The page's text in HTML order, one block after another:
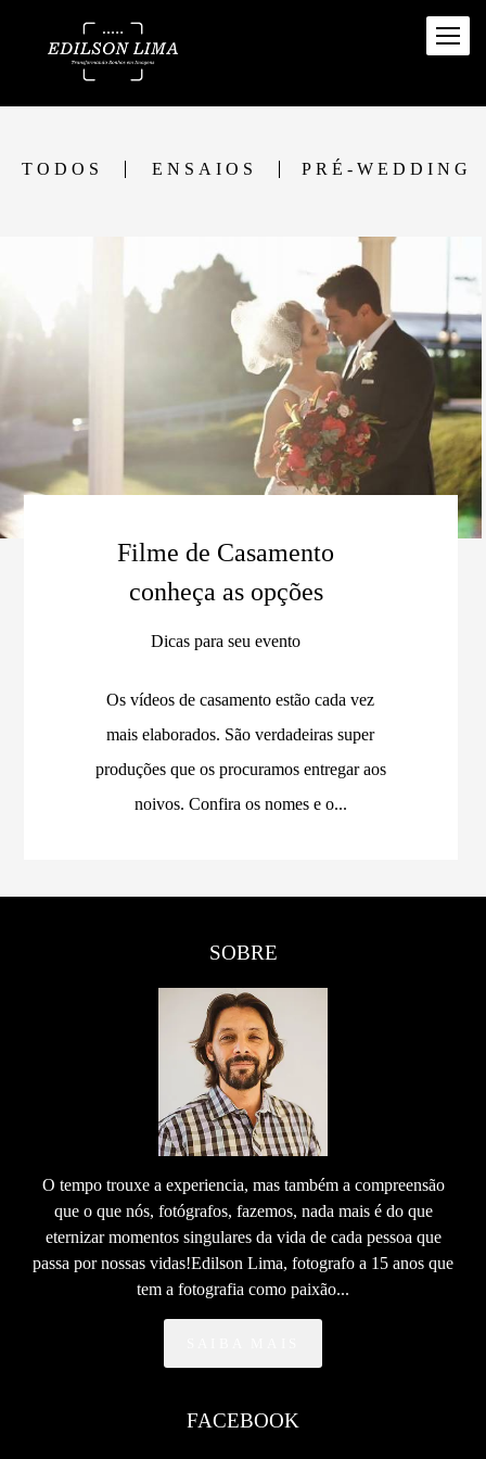
TODOS ENSAIOS PRÉ-WEDDING
Filme de Casamento
conheça as opções
Dicas para seu evento
Os vídeos de casamento estão cada vez
mais elaborados. São verdadeiras super
produções que os procuramos entregar aos
noivos. Confira os nomes e o...
SOBRE
O tempo trouxe a experiencia, mas também a compreensão
que o que nós, fotógrafos, fazemos, nada mais é do que
eternizar momentos singulares da vida de cada pessoa que
passa por nossas vidas!Edilson Lima, fotografo a 15 anos que
tem a fotografia como paixão...
FACEBOOK